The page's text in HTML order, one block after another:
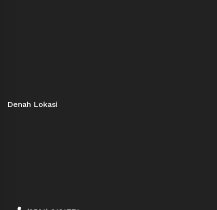
Denah Lokasi